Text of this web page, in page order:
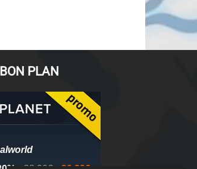
BON PLAN